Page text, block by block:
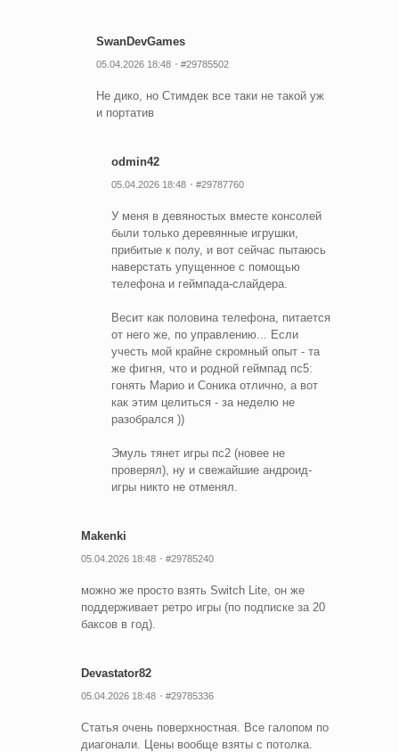
SwanDevGames
05.04.2026 18:48 #29785502
Не дико, но Стимдек все таки не такой уж
и портатив
odmin42
05.04.2026 18:48 #29787760
У меня в девяностых вместе консолей
были только деревянные игрушки,
прибитые к полу, и вот сейчас пытаюсь
наверстать упущенное с помощью
телефона и геймпада-слайдера.
Весит как половина телефона, питается
от него же, по управлению... Если
учесть мой крайне скромный опыт - та
же фигня, что и родной геймпад пс5:
гонять Марио и Соника отлично, а вот
как этим целиться - за неделю не
разобрался ))
Эмуль тянет игры пс2 (новее не
проверял), ну и свежайшие андроид-
игры никто не отменял.
Makenki
05.04.2026 18:48 #29785240
можно же просто взять Switch Lite, он же
поддерживает ретро игры (по подписке за 20
баксов в год).
Devastator82
05.04.2026 18:48 #29785336
Статья очень поверхностная. Все галопом по
диагонали. Цены вообще взяты с потолка.